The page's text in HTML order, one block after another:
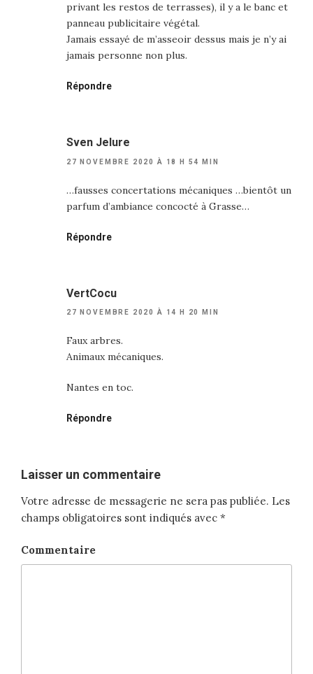
privant les restos de terrasses), il y a le banc et
panneau publicitaire végétal.
Jamais essayé de m’asseoir dessus mais je n’y ai
jamais personne non plus.
Répondre
Sven Jelure
27 NOVEMBRE 2020 À 18 H 54 MIN
…fausses concertations mécaniques …bientôt un
parfum d’ambiance concocté à Grasse…
Répondre
VertCocu
27 NOVEMBRE 2020 À 14 H 20 MIN
Faux arbres.
Animaux mécaniques.
Nantes en toc.
Répondre
Laisser un commentaire
Votre adresse de messagerie ne sera pas publiée. Les
champs obligatoires sont indiqués avec *
Commentaire